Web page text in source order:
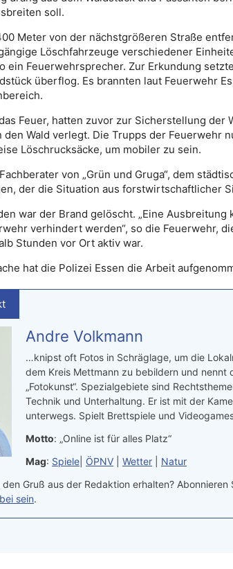
soll.
Meter von der nächstgrößeren Straße
Löschfahrzeuge verschiedener
ein Feuerwehrsprecher. Zur Erkundung
überflog. Es brannten laut Feuerwehr
Feuer, hatten zuvor zur Sicherstellung der
Wald verlegt. Die Trupps der Feuerwehr
Löschrucksäcke, um mobiler zu sein.
von „Grün und Gruga“, dem
der die Situation aus forstwirtschaftlicher
war der Brand gelöscht. „Eine Ausbreitung
verhindert werden“, so die Feuerwehr,
Stunden vor Ort aktiv war.
hat die Polizei Essen die Arbeit
Andre Volkmann
…knipst oft Fotos in Schräglage, um die
dem Kreis Mettmann zu bebildern und nennt
„Fotokunst“. Spezialgebiete sind
Technik und Unterhaltung. Er ist mit der
unterwegs. Spielt Brettspiele und
Motto: „Online ist für alles Platz“
Mag: Spiele ÖPNV Wetter
Natur
Gruß aus der Redaktion erhalten? Abonnieren
sein.